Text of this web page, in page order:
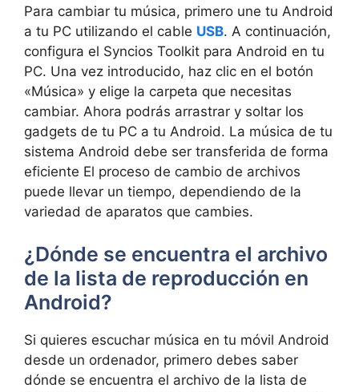
Para cambiar tu música, primero une tu Android
a tu PC utilizando el cable USB. A continuación,
configura el Syncios Toolkit para Android en tu
PC. Una vez introducido, haz clic en el botón
«Música» y elige la carpeta que necesitas
cambiar. Ahora podrás arrastrar y soltar los
gadgets de tu PC a tu Android. La música de tu
sistema Android debe ser transferida de forma
eficiente El proceso de cambio de archivos
puede llevar un tiempo, dependiendo de la
variedad de aparatos que cambies.
¿Dónde se encuentra el archivo
de la lista de reproducción en
Android?
Si quieres escuchar música en tu móvil Android
desde un ordenador, primero debes saber
dónde se encuentra el archivo de la lista de